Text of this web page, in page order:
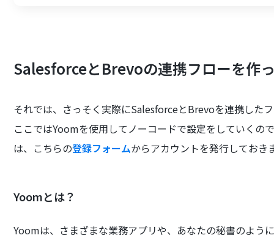
SalesforceとBrevoの連携フローを作
それでは、さっそく実際にSalesforceとBrevoを連携した
ここではYoomを使用してノーコードで設定をしていくの
は、こちらの登録フォームからアカウントを発行しておき
Yoomとは？
Yoomは、さまざまな業務アプリや、あなたの秘書のよう